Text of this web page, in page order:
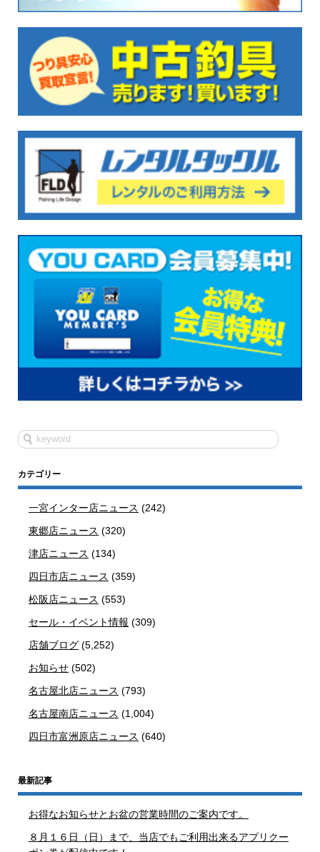
カテゴリー
一宮インター店ニュース (242)
東郷店ニュース (320)
津店ニュース (134)
四日市店ニュース (359)
松阪店ニュース (553)
セール・イベント情報 (309)
店舗ブログ (5,252)
お知らせ (502)
名古屋北店ニュース (793)
名古屋南店ニュース (1,004)
四日市富洲原店ニュース (640)
最新記事
お得なお知らせとお盆の営業時間のご案内です。
８月１６日（日）まで、当店でもご利用出来るアプリクー